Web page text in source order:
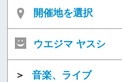
開催地を選択
ウエジマ ヤスシ
＞ 音楽、ライブ